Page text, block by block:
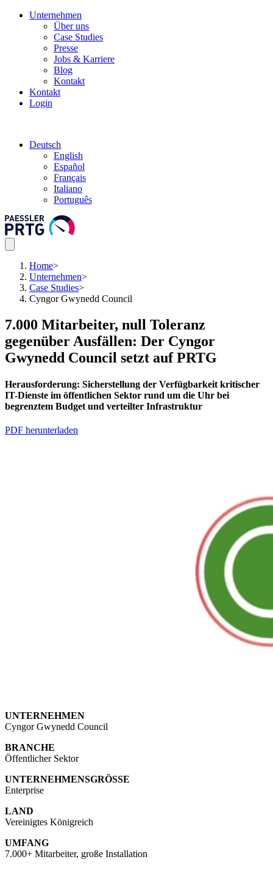
Unternehmen
Über uns
Case Studies
Presse
Jobs & Karriere
Blog
Kontakt
Kontakt
Login
Deutsch
English
Español
Français
Italiano
Português
Home>
Unternehmen>
Case Studies>
Cyngor Gwynedd Council
7.000 Mitarbeiter, null Toleranz
gegenüber Ausfällen: Der Cyngor
Gwynedd Council setzt auf PRTG
Herausforderung: Sicherstellung der Verfügbarkeit kritischer
IT-Dienste im öffentlichen Sektor rund um die Uhr bei
begrenztem Budget und verteilter Infrastruktur
PDF herunterladen
UNTERNEHMEN
Cyngor Gwynedd Council
BRANCHE
Öffentlicher Sektor
UNTERNEHMENSGRÖSSE
Enterprise
LAND
Vereinigtes Königreich
UMFANG
7.000+ Mitarbeiter, große Installation